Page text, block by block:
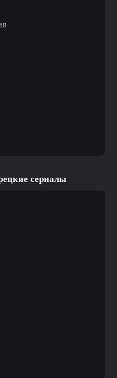
сериалы